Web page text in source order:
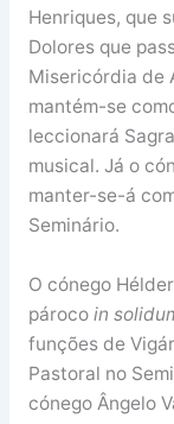
Henriques, que
Dolores que
Misericórdia de
mantém-se
leccionará
musical. Já o
manter-se-á
Seminário.
O cónego
pároco in
funções de
Pastoral no
cónego Ângelo